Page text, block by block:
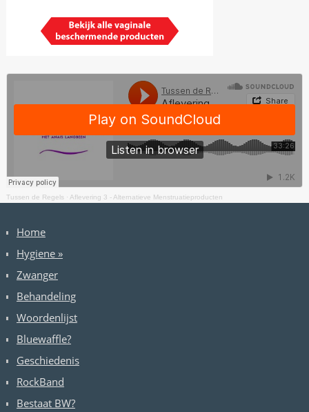
Tussen de Regels· Aflevering 3 - Alternatieve Menstruatieproducten
Home
Hygiene»
Zwanger
Behandeling
Woordenlijst
Bluewaffle?
Geschiedenis
RockBand
Bestaat BW?